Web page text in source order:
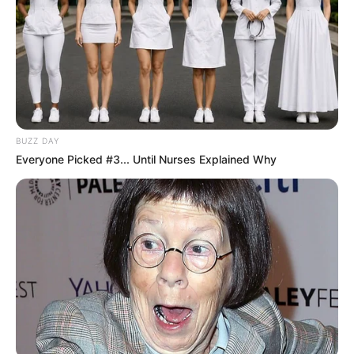
Mendonça argumentou que a reforma trouxe mudanças
legítimaspara o equilíbrio financeiro do sistema previdenciário,
mas que a exigência de idade mínima criou uma regra
disfuncional
— que não protege o trabalhador das consequências
das atividades nocivas, conforme determina a Constituição.
Em suas palavras, o problema é preciso: "
A exigência de idade
mínima para fruição do benefício da aposentadoria especial
mesmo após a exposição por 15, 20 ou 25 anos a determinado
escolha por parte do segurado,obrigando-o a prosseguir no
mercado de trabalho, provavelmente sujeito às mesmas
condições adversasque, em tese, viabilizaram o tratamento
constitucional diferenciado."
BUZZ DAY
Everyone Picked #3... Until Nurses Explained Why